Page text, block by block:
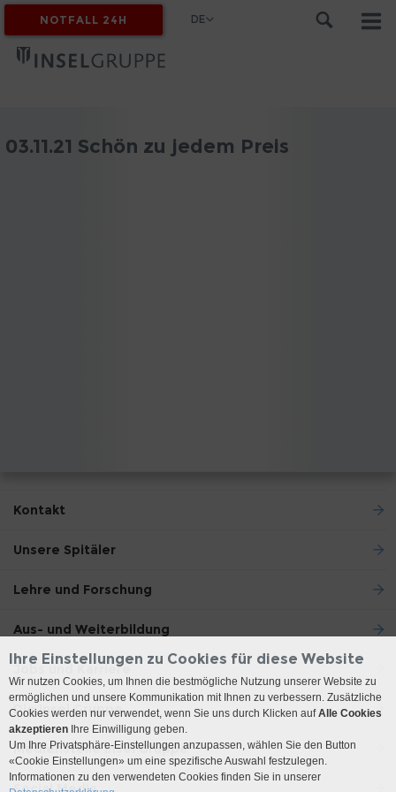
MYINSEL
NOTFALL 24H DE
03.11.21 Schön zu jedem Preis
Kontakt
Unsere Spitäler
Lehre und Forschung
Aus- und Weiterbildung
Jobs und Karriere
Die Insel Gruppe
Medienstelle Insel Gruppe
Social Media
Ihre Einstellungen zu Cookies für diese Website
Wir nutzen Cookies, um Ihnen die bestmögliche Nutzung unserer Website zu
ermöglichen und unsere Kommunikation mit Ihnen zu verbessern. Zusätzliche
Cookies werden nur verwendet, wenn Sie uns durch Klicken aufAlle Cookies
akzeptieren Ihre Einwilligung geben.
Um Ihre Privatsphäre-Einstellungen anzupassen, wählen Sie den Button
«Cookie Einstellungen» um eine spezifische Auswahl festzulegen.
Informationen zu den verwendeten Cookies finden Sie in unserer